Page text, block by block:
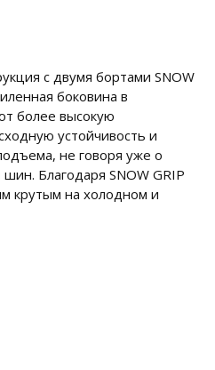
с двумя бортами SNOW
боковина в
более высокую
устойчивость и
не говоря уже о
Благодаря SNOW GRIP
крутым на холодном и